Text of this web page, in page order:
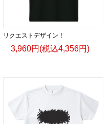
リクエストデザイン！
3,960円(税込4,356円)